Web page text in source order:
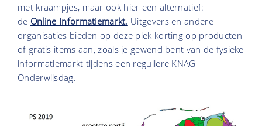
met kraampjes, maar ook hier een alternatief:
de Online Informatiemarkt. Uitgevers en andere
organisaties bieden op deze plek korting op producten
of gratis items aan, zoals je gewend bent van de fysieke
informatiemarkt tijdens een reguliere KNAG
Onderwijsdag.